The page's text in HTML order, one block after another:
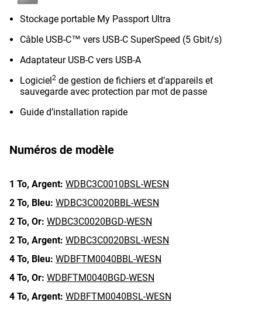
Stockage portable My Passport Ultra
Câble USB-C™ vers USB-C SuperSpeed (5 Gbit/s)
Adaptateur USB-C vers USB-A
Logiciel2 de gestion de fichiers et d’appareils et
sauvegarde avec protection par mot de passe
Guide d’installation rapide
Numéros de modèle
1 To, Argent: WDBC3C0010BSL-WESN
2 To, Bleu: WDBC3C0020BBL-WESN
2 To, Or: WDBC3C0020BGD-WESN
2 To, Argent: WDBC3C0020BSL-WESN
4 To, Bleu: WDBFTM0040BBL-WESN
4 To, Or: WDBFTM0040BGD-WESN
4 To, Argent: WDBFTM0040BSL-WESN